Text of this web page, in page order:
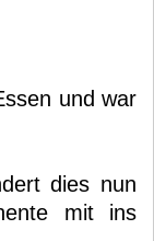
und war
dies nun
mit ins